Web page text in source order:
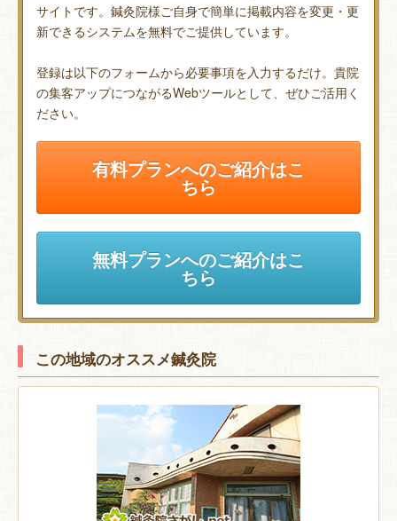
サイトです。鍼灸院様ご自身で簡単に掲載内容を変更・更
新できるシステムを無料でご提供しています。
登録は以下のフォームから必要事項を入力するだけ。貴院
の集客アップにつながるWebツールとして、ぜひご活用く
ださい。
有料プランへのご紹介はこ
ちら
無料プランへのご紹介はこ
ちら
この地域のオススメ鍼灸院